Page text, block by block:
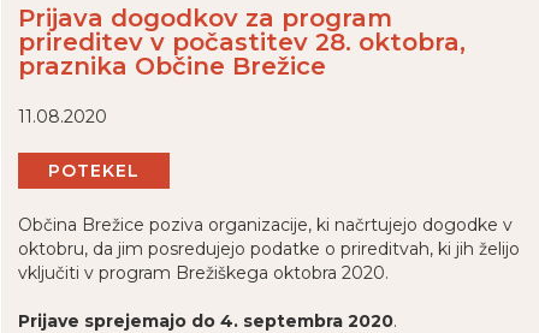
Prijava dogodkov za program
prireditev v počastitev 28. oktobra,
praznika Občine Brežice
11.08.2020
POTEKEL
Občina Brežice poziva organizacije, ki načrtujejo dogodke v
oktobru, da jim posredujejo podatke o prireditvah, ki jih želijo
vključiti v program Brežiškega oktobra 2020.
Prijave sprejemajo do 4. septembra 2020.